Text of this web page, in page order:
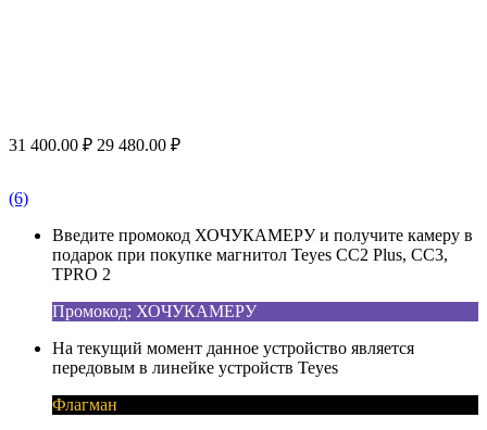
31 400.00 ₽ 29 480.00 ₽
(6)
Введите промокод ХОЧУКАМЕРУ и получите камеру в
подарок при покупке магнитол Teyes CC2 Plus, CC3,
TPRO 2
Промокод: ХОЧУКАМЕРУ
На текущий момент данное устройство является
передовым в линейке устройств Teyes
Флагман